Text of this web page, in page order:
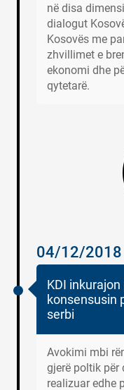
në disa
dialogut
Kosovës me
zhvillimet e
ekonomi dhe
qytetarë.
04/12/2018
KDI
konsensusin
serbi
Avokimi mbi
gjerë poltik për
realizuar edhe